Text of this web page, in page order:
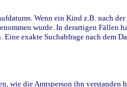
Wenn ein Kind z.B. nach
wurde. In derartigen Fällen
exakte Suchabfrage nach dem
die Amtsperson ihn verstanden